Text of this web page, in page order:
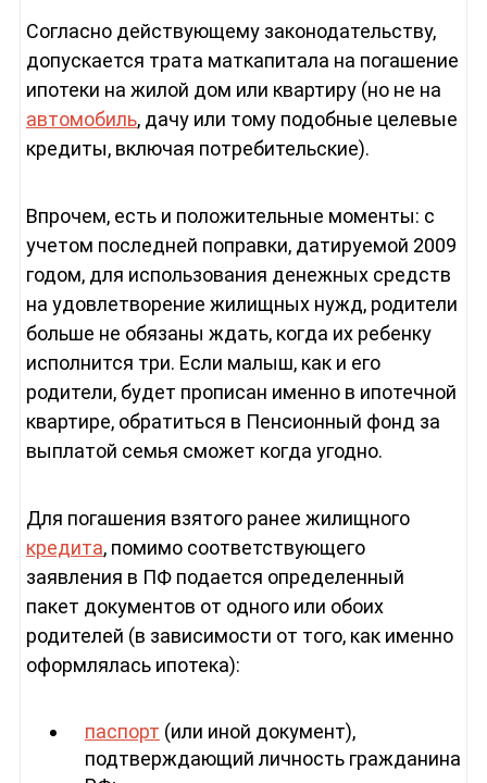
Согласно действующему законодательству,
допускается трата маткапитала на погашение
ипотеки на жилой дом или квартиру (но не на
автомобиль, дачу или тому подобные целевые
кредиты, включая потребительские).
Впрочем, есть и положительные моменты: с
учетом последней поправки, датируемой 2009
годом, для использования денежных средств
на удовлетворение жилищных нужд, родители
больше не обязаны ждать, когда их ребенку
исполнится три. Если малыш, как и его
родители, будет прописан именно в ипотечной
квартире, обратиться в Пенсионный фонд за
выплатой семья сможет когда угодно.
Для погашения взятого ранее жилищного
кредита, помимо соответствующего
заявления в ПФ подается определенный
пакет документов от одного или обоих
родителей (в зависимости от того, как именно
оформлялась ипотека):
паспорт (или иной документ),
подтверждающий личность гражданина